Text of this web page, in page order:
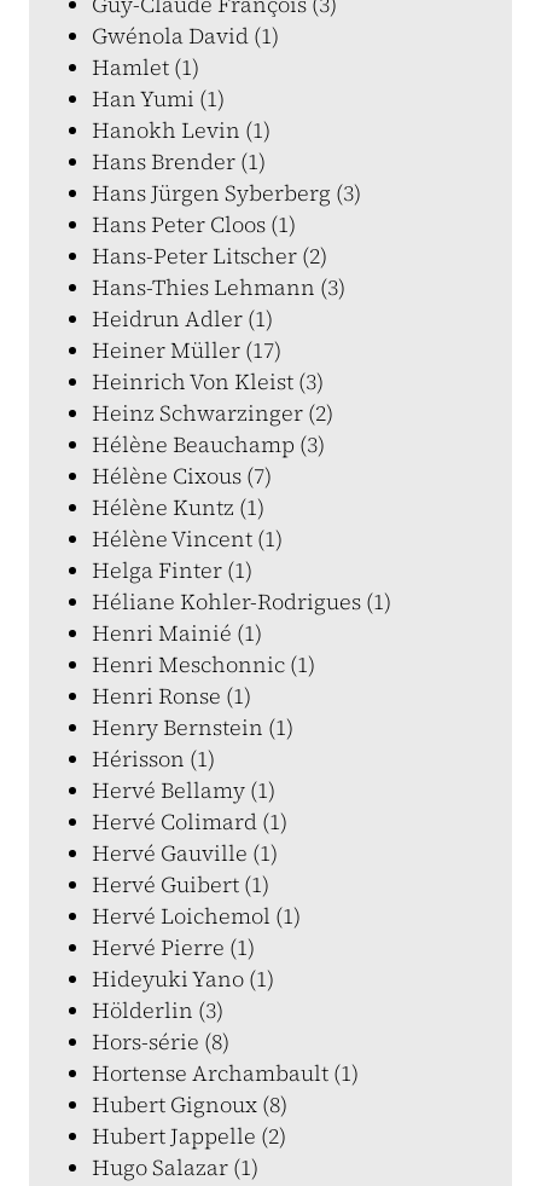
Gwénola David (1)
Hamlet (1)
Han Yumi (1)
Hanokh Levin (1)
Hans Brender (1)
Hans Jürgen Syberberg (3)
Hans Peter Cloos (1)
Hans-Peter Litscher (2)
Hans-Thies Lehmann (3)
Heidrun Adler (1)
Heiner Müller (17)
Heinrich Von Kleist (3)
Heinz Schwarzinger (2)
Hélène Beauchamp (3)
Hélène Cixous (7)
Hélène Kuntz (1)
Hélène Vincent (1)
Helga Finter (1)
Héliane Kohler-Rodrigues (1)
Henri Mainié (1)
Henri Meschonnic (1)
Henri Ronse (1)
Henry Bernstein (1)
Hérisson (1)
Hervé Bellamy (1)
Hervé Colimard (1)
Hervé Gauville (1)
Hervé Guibert (1)
Hervé Loichemol (1)
Hervé Pierre (1)
Hideyuki Yano (1)
Hölderlin (3)
Hors-série (8)
Hortense Archambault (1)
Hubert Gignoux (8)
Hubert Jappelle (2)
Hugo Salazar (1)